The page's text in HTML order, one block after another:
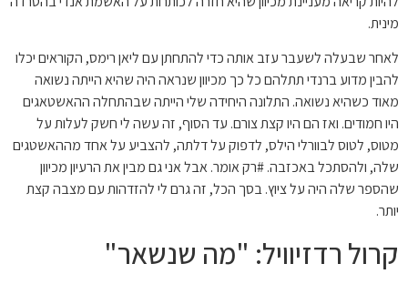
מינית.
לאחר שבעלה לשעבר עזב אותה כדי להתחתן עם ליאן רימס, הקוראים יכלו
להבין מדוע ברנדי תתלהם כל כך מכיוון שנראה היה שהיא הייתה נשואה
מאוד כשהיא נשואה. התלונה היחידה שלי הייתה שבהתחלה ההאשטאגים
היו חמודים. ואז הם היו קצת צורם. עד הסוף, זה עשה לי חשק לעלות על
מטוס, לטוס לבוורלי הילס, לדפוק על דלתה, להצביע על אחד מההאשטגים
שלה, ולהסתכל באכזבה. #רק אומר. אבל אני גם מבין את הרעיון מכיוון
שהספר שלה היה על ציוץ. בסך הכל, זה גרם לי להזדהות עם מצבה קצת
יותר.
קרול רדזיוויל: "מה שנשאר"